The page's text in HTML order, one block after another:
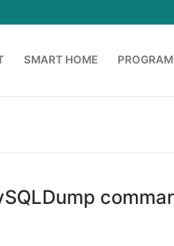
SMART HOME